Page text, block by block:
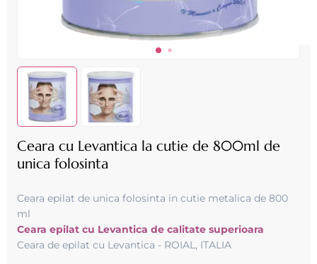
Ceara cu Levantica la cutie de 800ml de
unica folosinta
Ceara epilat de unica folosinta in cutie metalica de 800
ml
Ceara epilat cu Levantica de calitate superioara
Ceara de epilat cu Levantica - ROIAL, ITALIA